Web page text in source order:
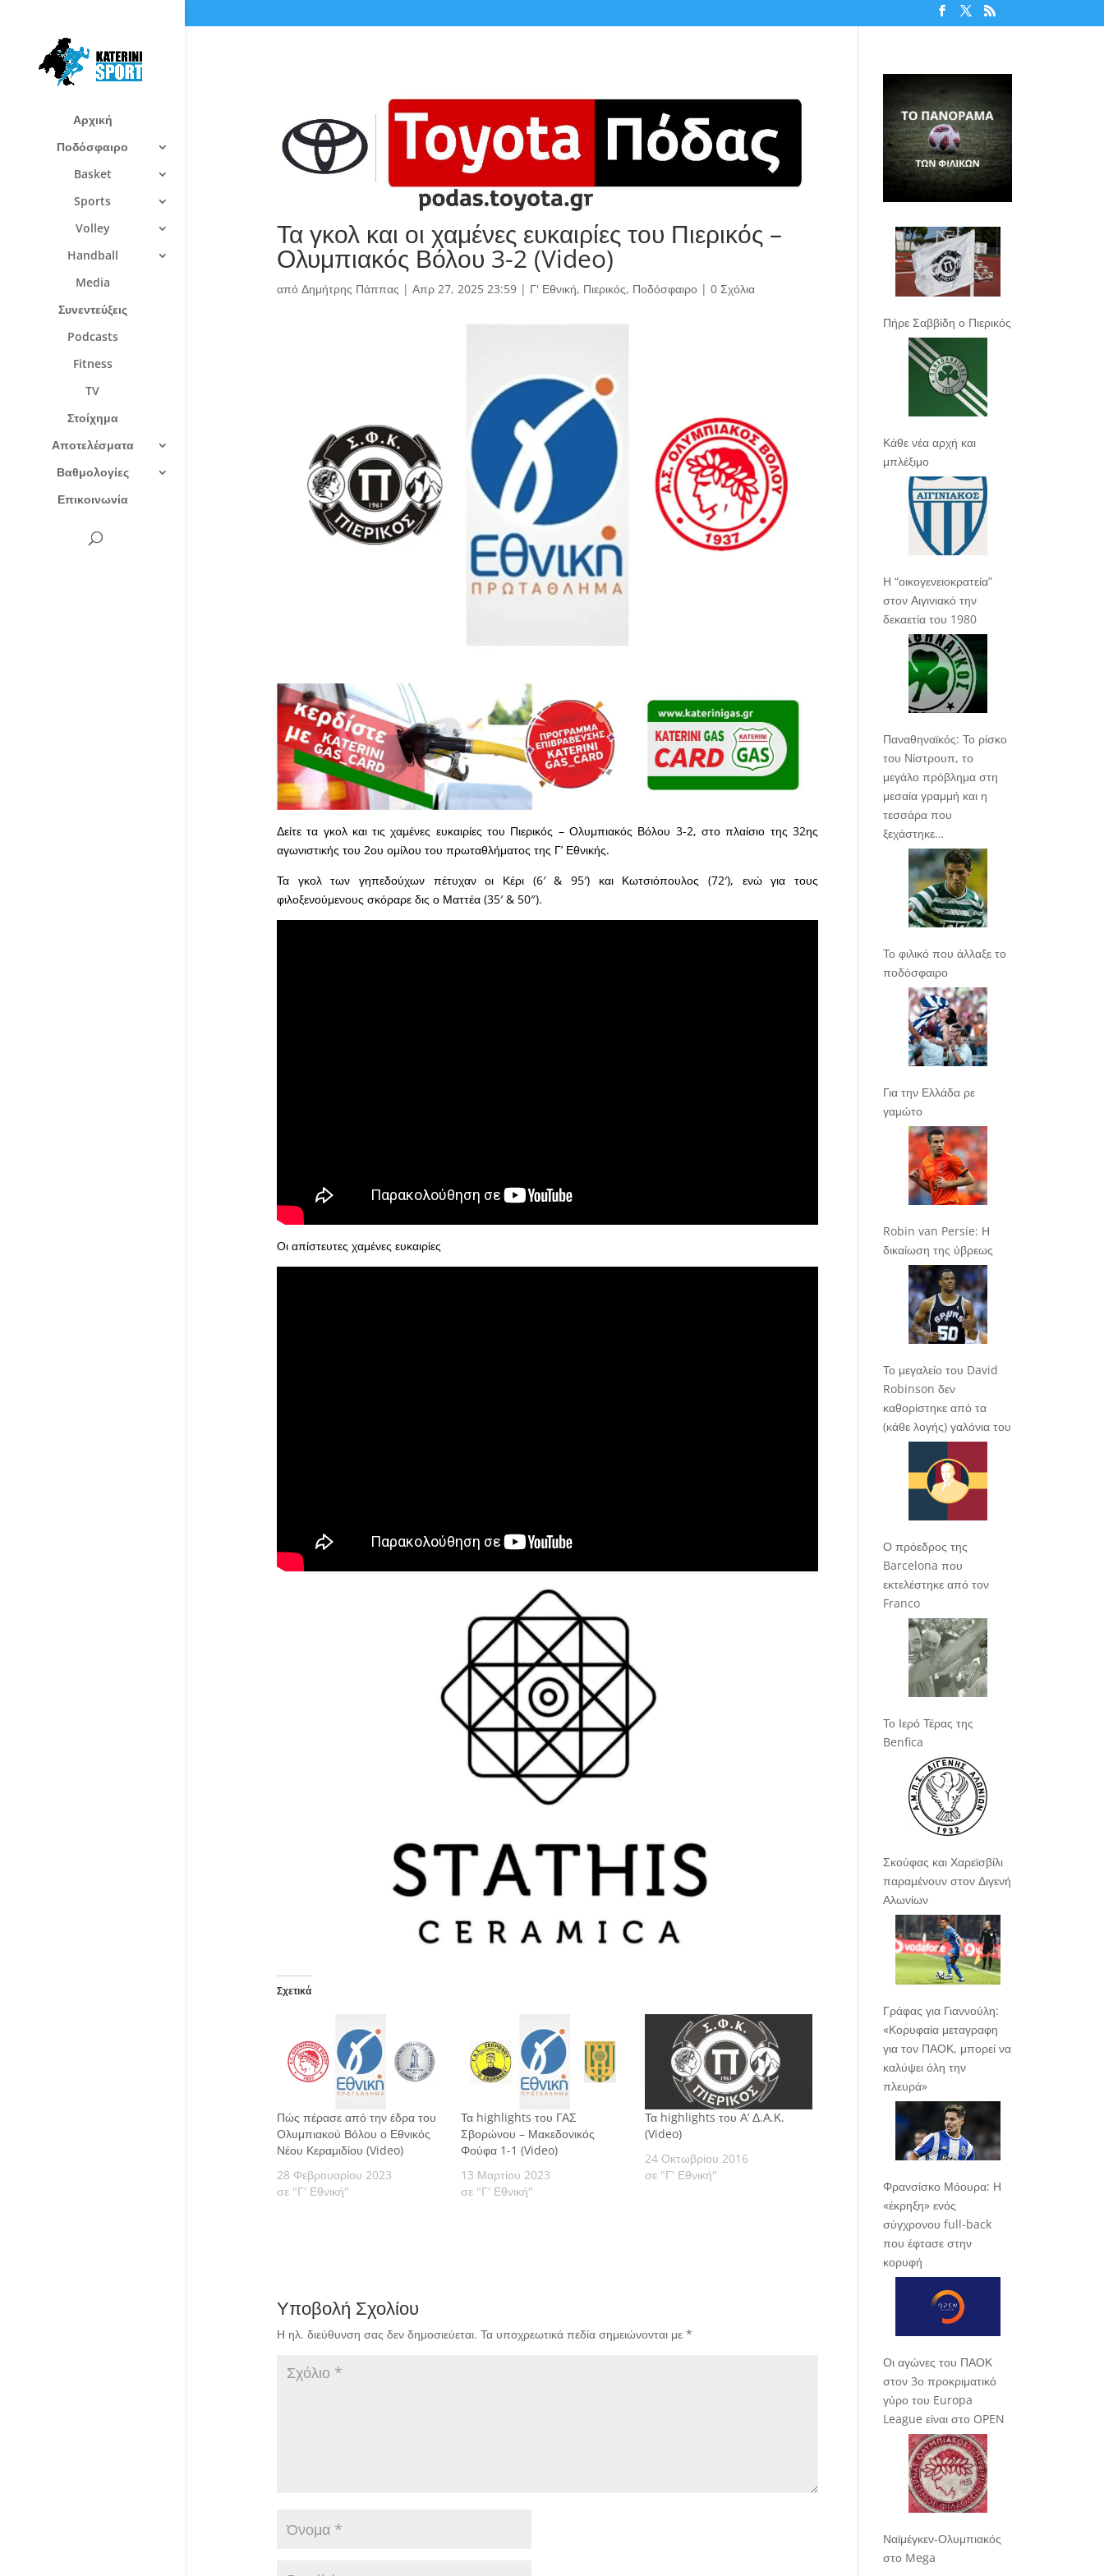
Αρχική
Ποδόσφαιρο
Basket
Sports
Volley
Handball
Media
Συνεντεύξεις
Podcasts
Fitness
TV
Στοίχημα
Αποτελέσματα
Βαθμολογίες
Επικοινωνία
Τα γκολ και οι χαμένες ευκαιρίες του Πιερικός –
Ολυμπιακός Βόλου 3-2 (Video)
από Δημήτρης Πάππας | Απρ 27, 2025 23:59| Γ' Εθνική, Πιερικός, Ποδόσφαιρο| 0 Σχόλια
Δείτε τα γκολ και τις χαμένες ευκαιρίες του Πιερικός – Ολυμπιακός Βόλου 3-2, στο πλαίσιο της 32ης
αγωνιστικής του 2ου ομίλου του πρωταθλήματος της Γ’ Εθνικής.
Τα γκολ των γηπεδούχων πέτυχαν οι Κέρι (6′ & 95′) και Κωτσιόπουλος (72′), ενώ για τους
φιλοξενούμενους σκόραρε δις ο Ματτέα (35′ & 50″).
Οι απίστευτες χαμένες ευκαιρίες
Σχετικά
Πώς πέρασε από την έδρα του
Ολυμπιακού Βόλου ο Εθνικός
Νέου Κεραμιδίου (Video)
28 Φεβρουαρίου 2023
σε "Γ' Εθνική"
Τα highlights του ΓΑΣ
Σβορώνου – Μακεδονικός
Φούφα 1-1 (Video)
13 Μαρτίου 2023
σε "Γ' Εθνική"
Τα highlights του Α’ Δ.Α.Κ.
(Video)
24 Οκτωβρίου 2016
σε "Γ' Εθνική"
Υποβολή Σχολίου
Η ηλ. διεύθυνση σας δεν δημοσιεύεται. Τα υποχρεωτικά πεδία σημειώνονται με *
Πήρε Σαββίδη ο Πιερικός
Κάθε νέα αρχή και
μπλέξιμο
Η “οικογενειοκρατεία”
στον Αιγινιακό την
δεκαετία του 1980
Παναθηναϊκός: Το ρίσκο
του Νίστρουπ, το
μεγάλο πρόβλημα στη
μεσαία γραμμή και η
τεσσάρα που
ξεχάστηκε…
Το φιλικό που άλλαξε το
ποδόσφαιρο
Για την Ελλάδα ρε
γαμώτο
Robin van Persie: Η
δικαίωση της ύβρεως
Το μεγαλείο του David
Robinson δεν
καθορίστηκε από τα
(κάθε λογής) γαλόνια του
Ο πρόεδρος της
Barcelona που
εκτελέστηκε από τον
Franco
Το Ιερό Τέρας της
Benfica
Σκούφας και Χαρεϊσβίλι
παραμένουν στον Διγενή
Αλωνίων
Γράφας για Γιαννούλη:
«Κορυφαία μεταγραφη
για τον ΠΑΟΚ, μπορεί να
καλύψει όλη την
πλευρά»
Φρανσίσκο Μόουρα: Η
«έκρηξη» ενός
σύγχρονου full-back
που έφτασε στην
κορυφή
Οι αγώνες του ΠΑΟΚ
στον 3ο προκριματικό
γύρο του Europa
League είναι στο OPEN
Ναϊμέγκεν-Ολυμπιακός
στο Mega